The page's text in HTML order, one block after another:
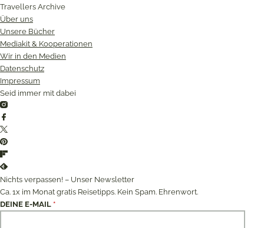
Travellers Archive
Über uns
Unsere Bücher
Mediakit & Kooperationen
Wir in den Medien
Datenschutz
Impressum
Seid immer mit dabei
Instagram
Twitter
Pinterest
Flipboard
Feedly
Nichts verpassen! – Unser Newsletter
Ca. 1x im Monat gratis Reisetipps. Kein Spam. Ehrenwort.
DEINE E-MAIL *